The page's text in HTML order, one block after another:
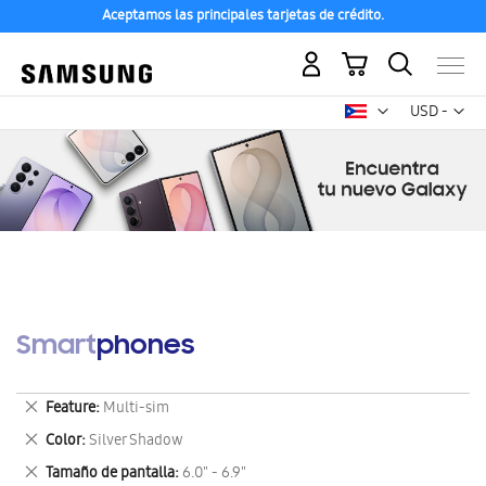
Aceptamos las principales tarjetas de crédito.
USD -
dólar
Mi carrito
Smartphones
Feature Multi-sim
Eliminar
este
artículo
Color Silver Shadow
Eliminar
este
Tamaño de pantalla 6.0" - 6.9"
Eliminar